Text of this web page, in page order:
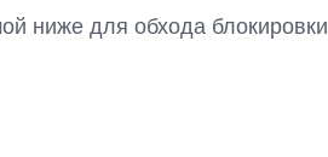
ниже для обхода блокировки